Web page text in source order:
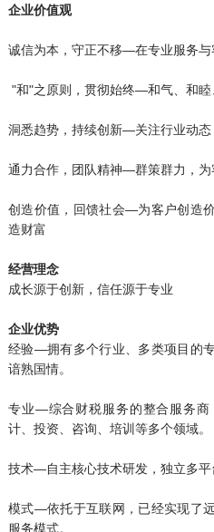
企业价值观
诚信为本，守正不移—在专业服务
"和"之原则，贯彻始终—和气、和睦
洞悉趋势，持续创新—关注行业动态
通力合作，团队精神—群策群力，为
创造价值，回馈社会—为客户创造
造财富
经营理念
成长源于创新，信任源于专业
企业优势
经验—拥有多个行业、多类项目的
谙熟国情。
专业—综合财税服务的整合服务商
计、投资、咨询、培训等多个领域。
技术—自主核心技术研发，独立多平
模式—依托于互联网，已经实现了
服务模式。